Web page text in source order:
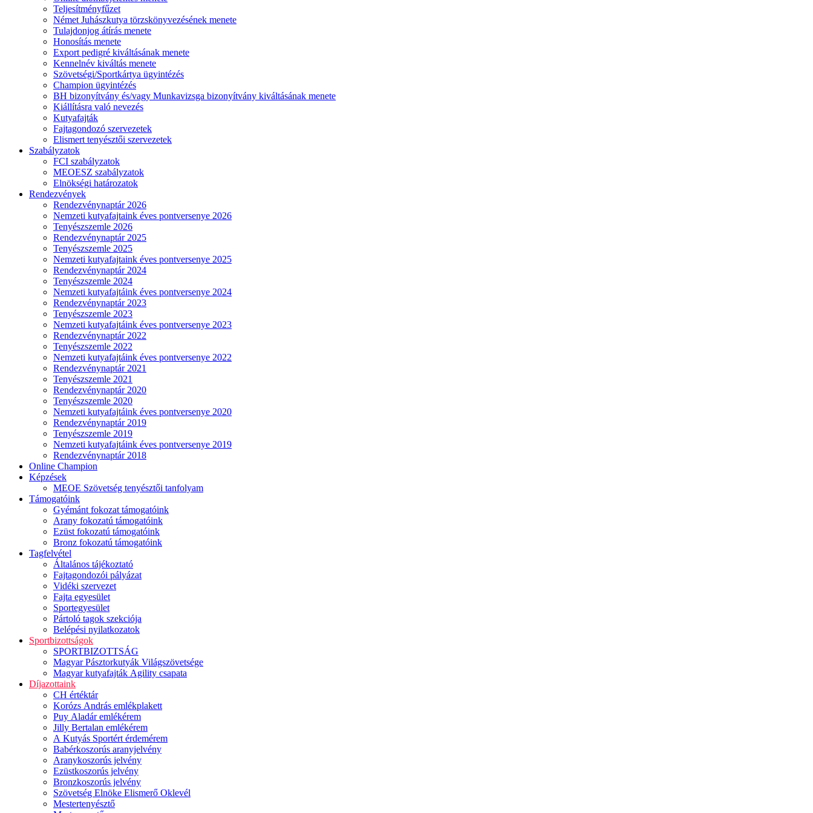
Teljesítményfűzet
Német Juhászkutya törzskönyvezésének menete
Tulajdonjog átírás menete
Honosítás menete
Export pedigré kiváltásának menete
Kennelnév kiváltás menete
Szövetségi/Sportkártya ügyintézés
Champion ügyintézés
BH bizonyítvány és/vagy Munkavizsga bizonyítvány kiváltásának menete
Kiállításra való nevezés
Kutyafajták
Fajtagondozó szervezetek
Elismert tenyésztői szervezetek
Szabályzatok
FCI szabályzatok
MEOESZ szabályzatok
Elnökségi határozatok
Rendezvények
Rendezvénynaptár 2026
Nemzeti kutyafajtaink éves pontversenye 2026
Tenyészszemle 2026
Rendezvénynaptár 2025
Tenyészszemle 2025
Nemzeti kutyafajtaink éves pontversenye 2025
Rendezvénynaptár 2024
Tenyészszemle 2024
Nemzeti kutyafajtáink éves pontversenye 2024
Rendezvénynaptár 2023
Tenyészszemle 2023
Nemzeti kutyafajtáink éves pontversenye 2023
Rendezvénynaptár 2022
Tenyészszemle 2022
Nemzeti kutyafajtáink éves pontversenye 2022
Rendezvénynaptár 2021
Tenyészszemle 2021
Rendezvénynaptár 2020
Tenyészszemle 2020
Nemzeti kutyafajtáink éves pontversenye 2020
Rendezvénynaptár 2019
Tenyészszemle 2019
Nemzeti kutyafajtáink éves pontversenye 2019
Rendezvénynaptár 2018
Online Champion
Képzések
MEOE Szövetség tenyésztői tanfolyam
Támogatóink
Gyémánt fokozat támogatóink
Arany fokozatú támogatóink
Ezüst fokozatú támogatóink
Bronz fokozatú támogatóink
Tagfelvétel
Általános tájékoztató
Fajtagondozói pályázat
Vidéki szervezet
Fajta egyesület
Sportegyesület
Pártoló tagok szekciója
Belépési nyilatkozatok
Sportbizottságok
SPORTBIZOTTSÁG
Magyar Pásztorkutyák Világszövetsége
Magyar kutyafajták Agility csapata
Díjazottaink
CH értéktár
Korózs András emlékplakett
Puy Aladár emlékérem
Jilly Bertalan emlékérem
A Kutyás Sportért érdemérem
Babérkoszorús aranyjelvény
Aranykoszorús jelvény
Ezüstkoszorús jelvény
Bronzkoszorús jelvény
Szövetség Elnöke Elismerő Oklevél
Mestertenyésztő